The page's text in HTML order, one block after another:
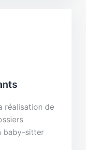
réalisation de
baby-sitter